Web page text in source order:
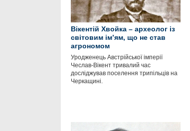
Вікентій Хвойка – археолог із
світовим ім’ям, що не став
агрономом
Уродженець Австрійської імперії
Чеслав-Вікент тривалий час
досліджував поселення трипільців на
Черкащині.